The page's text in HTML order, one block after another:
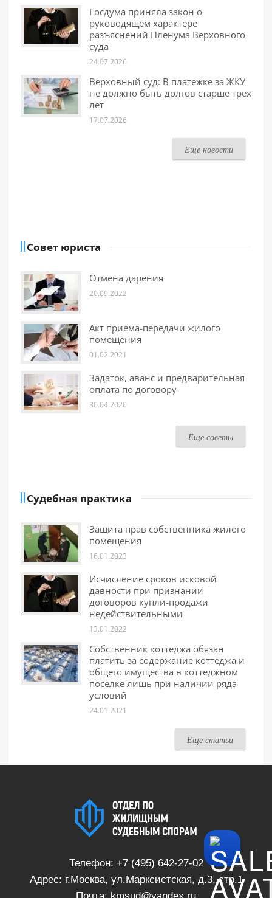
Госдума приняла закон о
руководящем характере
разъяснений Пленума Верховного
суда
24.07.2026
Верховный суд: В платежке за ЖКУ
не должно быть долгов старше трех
лет
17.07.2026
Еще новости
Совет юриста
Отмена дарения
20.09.2022
Акт приема-передачи жилого
помещения
01.02.2021
Задаток, аванс и предварительная
оплата по договору
30.04.2020
Еще советы
Судебная практика
Защита прав собственника жилого
помещения
16.01.2023
Исчисление сроков исковой
давности при признании
договоров купли-продажи
недействительными
13.01.2022
Собственник коттеджа обязан
платить за содержание коттеджа и
общего имущества в коттеджном
поселке лишь при наличии ряда
условий
24.01.2021
Еще статьи
Телефон: +7 (495) 642-27-02
Адрес: г.Москва, ул.Марксистская, д.3, стр.1